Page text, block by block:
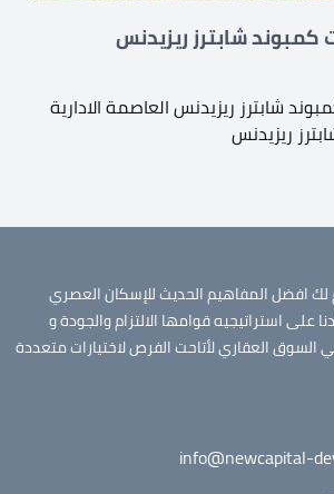
شابترز ريزيدنس
شابترز ريزيدنس العاصمة الادارية
ريزيدنس
لك افضل المفاهيم الحديث للإسكان العصري
على استراتيجيه قوامها الالتزام والجودة و
العقاري لأتاحت الفرص لاختيارات متعددة
info@newcapital-